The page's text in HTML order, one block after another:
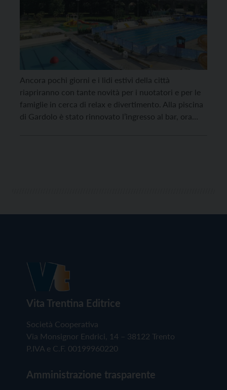
Ancora pochi giorni e i lidi estivi della città
riapriranno con tante novità per i nuotatori e per le
famiglie in cerca di relax e divertimento. Alla piscina
di Gardolo è stato rinnovato l’ingresso al bar, ora
Vita Trentina Editrice
Società Cooperativa
Via Monsignor Endrici, 14 – 38122 Trento
P.IVA e C.F. 00199960220
Amministrazione trasparente